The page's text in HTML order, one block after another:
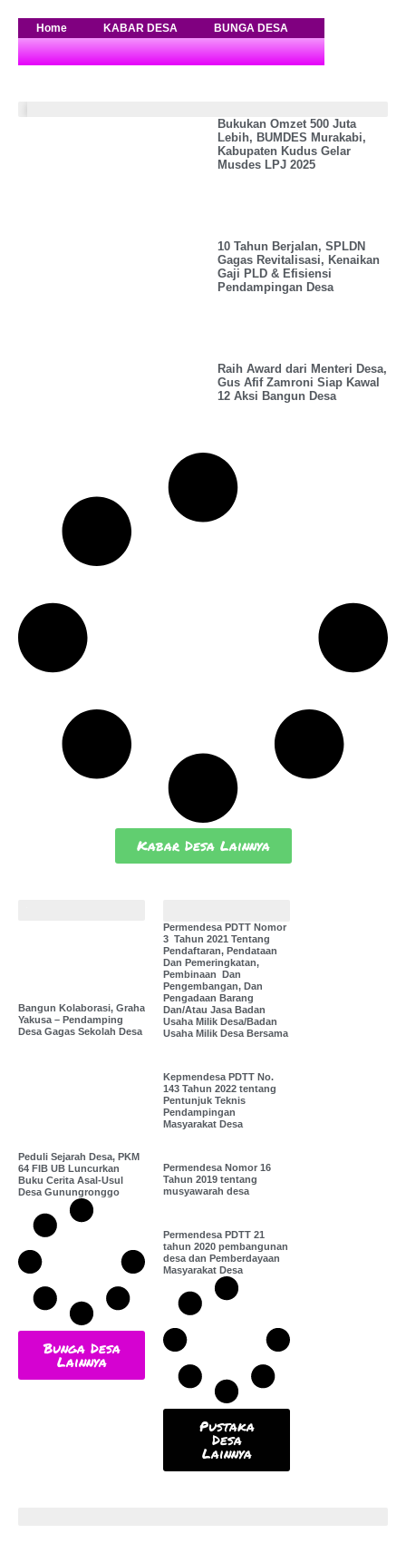
merdesanews.com
Berita
&
Literasi
Desa
Home KABAR DESA BUNGA DESA
Bukukan Omzet 500 Juta
Lebih, BUMDES Murakabi,
Kabupaten Kudus Gelar
Musdes LPJ 2025
10 Tahun Berjalan, SPLDN
Gagas Revitalisasi, Kenaikan
Gaji PLD & Efisiensi
Pendampingan Desa
Raih Award dari Menteri Desa,
Gus Afif Zamroni Siap Kawal
12 Aksi Bangun Desa
Kabar Desa Lainnya
Bangun Kolaborasi, Graha
Yakusa – Pendamping
Desa Gagas Sekolah Desa
Peduli Sejarah Desa, PKM
64 FIB UB Luncurkan
Buku Cerita Asal-Usul
Desa Gunungronggo
Bunga Desa
Lainnya
Permendesa PDTT Nomor
3 Tahun 2021 Tentang
Pendaftaran, Pendataan
Dan Pemeringkatan,
Pembinaan Dan
Pengembangan, Dan
Pengadaan Barang
Dan/Atau Jasa Badan
Usaha Milik Desa/Badan
Usaha Milik Desa Bersama
Kepmendesa PDTT No.
143 Tahun 2022 tentang
Pentunjuk Teknis
Pendampingan
Masyarakat Desa
Permendesa Nomor 16
Tahun 2019 tentang
musyawarah desa
Permendesa PDTT 21
tahun 2020 pembangunan
desa dan Pemberdayaan
Masyarakat Desa
Pustaka
Desa
Lainnya